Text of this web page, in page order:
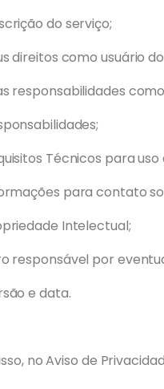
do serviço;
direitos como usuário
responsabilidades
Técnicos para uso
para contato
Intelectual;
responsável por
e data.
no Aviso de